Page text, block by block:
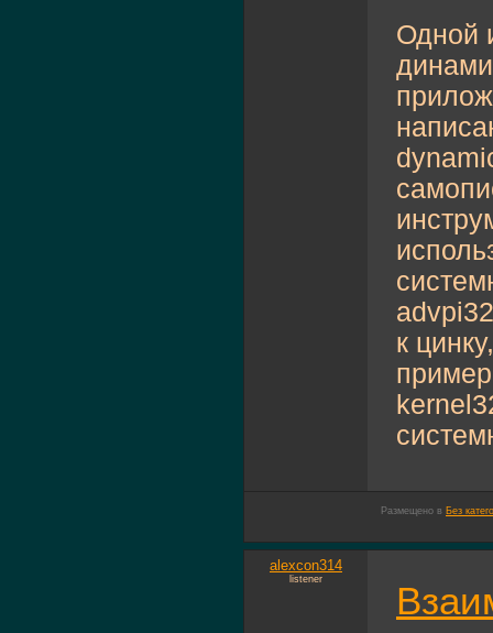
Одной
к
Размещено в Без
alexcon314
listener